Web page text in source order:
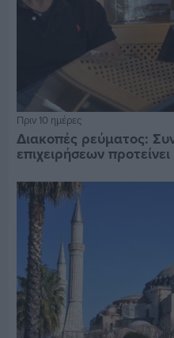
Πριν 10 ημέρες
Διακοπές ρεύματος:
επιχειρήσεων